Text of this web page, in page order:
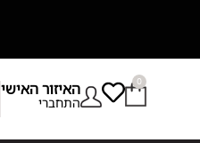
0 האיזור האישי
התחברי